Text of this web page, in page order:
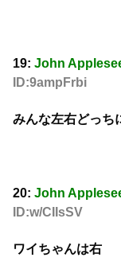
19: John
ID:9ampFrbi
みんな左右どっち
20: John
ID:w/CIIsSV
ワイちゃんは右